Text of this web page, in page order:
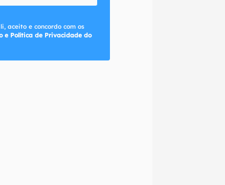
aceito e concordo com os
e Política de Privacidade do